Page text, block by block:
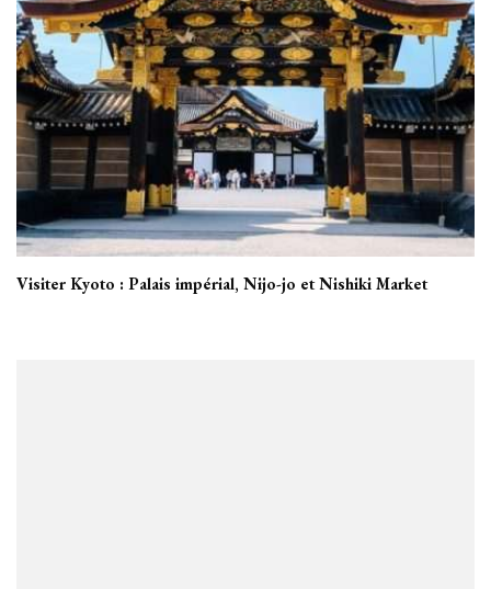
Visiter Kyoto : Palais impérial, Nijo-jo et Nishiki Market